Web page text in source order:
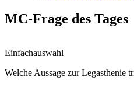
MC-Frage des Tages
Einfachauswahl
Welche Aussage zur Legasthenie